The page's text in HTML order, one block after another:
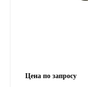
Цена по запросу